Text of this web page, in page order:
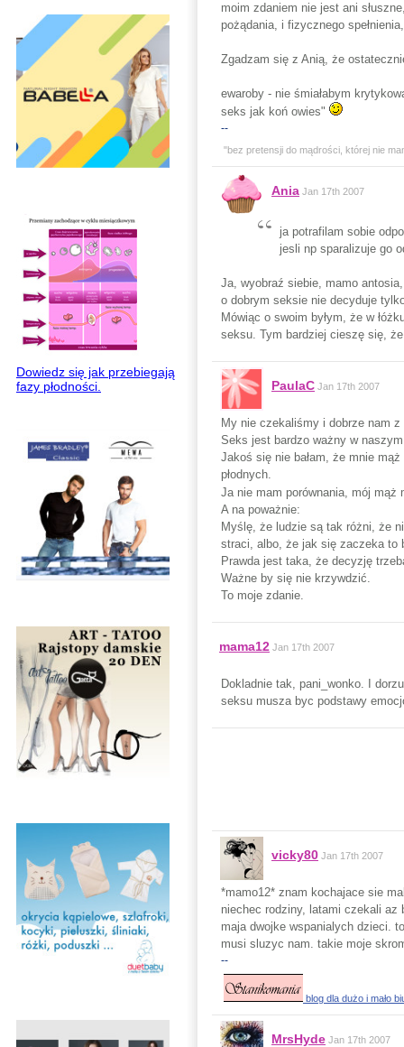
Dowiedz się jak przebiegają
fazy płodności.
moim zdaniem nie jest ani
pożądania, i fizycznego
Zgadzam się z Anią, że
ewaroby - nie śmiałabym
seks jak koń owies"
--
"bez pretensji do mądrości, której nie
Ania Jan 17th 2007
ja potrafilam sobie
jesli np sparalizuje go
Ja, wyobraź siebie, mamo
o dobrym seksie nie decyduje
Mówiąc o swoim byłym, że w
seksu. Tym bardziej cieszę się,
PaulaC Jan 17th 2007
My nie czekaliśmy i dobrze nam z
Seks jest bardzo ważny w
Jakoś się nie bałam, że mnie
płodnych.
Ja nie mam porównania, mój mąż
A na poważnie:
Myślę, że ludzie są tak różni, że
straci, albo, że jak się zaczeka to
Prawda jest taka, że decyzję
Ważne by się nie krzywdzić.
To moje zdanie.
mama12 Jan 17th 2007
Dokladnie tak, pani_wonko. I
seksu musza byc podstawy
vicky80 Jan 17th 2007
*mamo12* znam kochajace sie
niechec rodziny, latami czekali
maja dwojke wspanialych dzieci.
musi sluzyc nam. takie moje
--
blog dla dużo i mało
MrsHyde Jan 17th 2007